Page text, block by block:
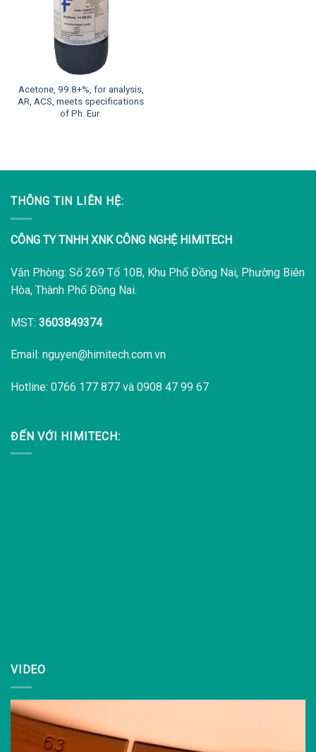
Acetone, 99.8+%, for analysis,
AR, ACS, meets specifications
of Ph. Eur.
THÔNG TIN LIÊN HỆ:
CÔNG TY TNHH XNK CÔNG NGHỆ HIMITECH
Văn Phòng: Số 269 Tổ 10B, Khu Phố Đồng Nai, Phường Biên
Hòa, Thành Phố Đồng Nai.
MST: 3603849374
Email: nguyen@himitech.com.vn
Hotline: 0766 177 877 và 0908 47 99 67
ĐẾN VỚI HIMITECH:
VIDEO